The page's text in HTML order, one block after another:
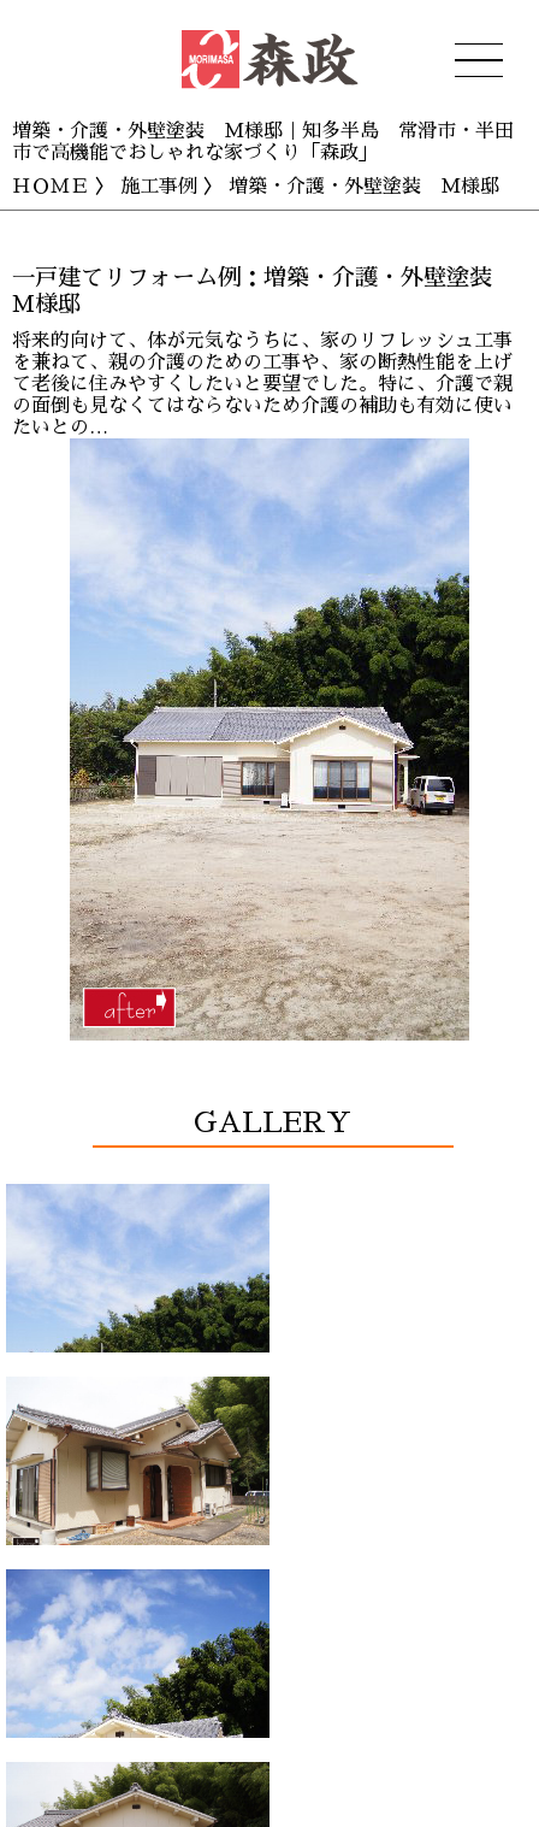
増築・介護・外壁塗装 M様邸｜知多半島 常滑市・半田
市で高機能でおしゃれな家づくり「森政」
ＨＯＭＥ 〉 施工事例 〉 増築・介護・外壁塗装 M様邸
一戸建てリフォーム例：増築・介護・外壁塗装
M様邸
将来的向けて、体が元気なうちに、家のリフレッシュ工事
を兼ねて、親の介護のための工事や、家の断熱性能を上げ
て老後に住みやすくしたいと要望でした。特に、介護で親
の面倒も見なくてはならないため介護の補助も有効に使い
たいとの…
GALLERY